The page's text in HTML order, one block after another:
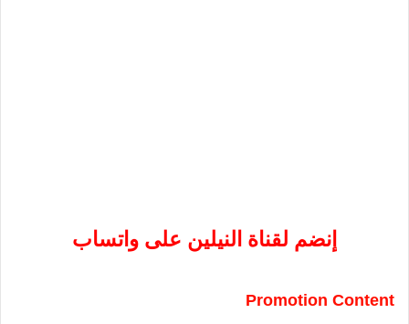
إنضم لقناة النيلين على واتساب
Promotion Content